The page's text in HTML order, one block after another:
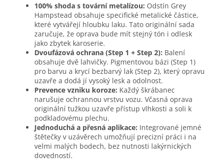
100% shoda s tovární metalízou: Odstín Grey
Hampstead obsahuje specifické metalické částice,
které vytvářejí hloubku laku. Tato originální sada
zaručuje, že oprava bude mít stejný tón i odlesk
jako zbytek karoserie.
Dvoufázová ochrana (Step 1 + Step 2): Balení
obsahuje dvě lahvičky. Pigmentovou bázi (Step 1)
pro barvu a krycí bezbarvý lak (Step 2), který opravu
uzavře a dodá jí vysoký lesk a odolnost.
Prevence vzniku koroze: Každý škrábanec
narušuje ochrannou vrstvu vozu. Včasná oprava
originální tužkou uzavře přístup vlhkosti a soli k
podkladovému plechu.
Jednoduchá a přesná aplikace: Integrované jemné
štětečky v uzávěrech umožňují precizní práci i na
velmi malých bodech, bez nutnosti lakýrnických
dovedností.